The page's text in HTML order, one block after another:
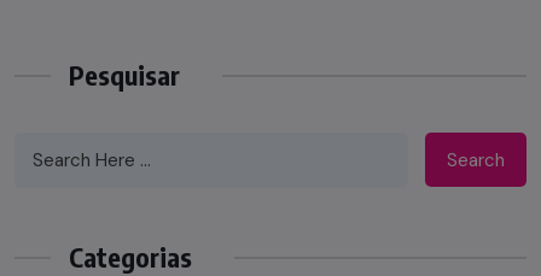
Pesquisar
Search
Categorias